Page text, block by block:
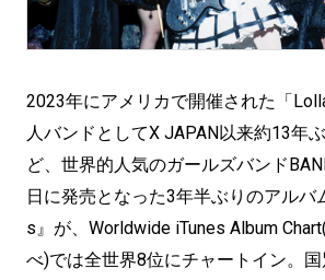
2023年にアメリカで開催された「
人バンドとしてX JAPAN以来約13年
ど、世界的人気のガールズバンド
日に発売となった3年半ぶりのアルバ
s』が、Worldwide iTunes Album
べ)では全世界8位にチャートイン。